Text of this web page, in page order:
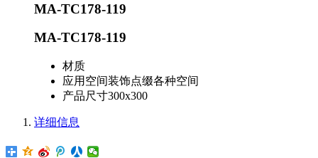
MA-TC178-119
MA-TC178-119
材质
应用空间装饰点缀各种空间
产品尺寸300x300
详细信息